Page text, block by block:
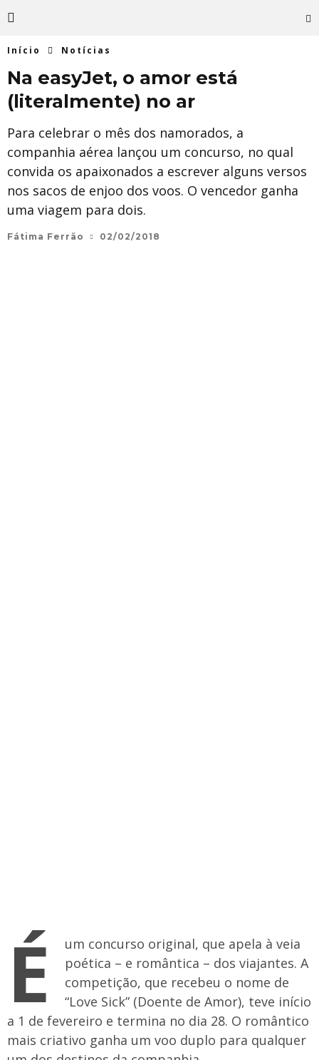
Início Notícias
Na easyJet, o amor está
(literalmente) no ar
Para celebrar o mês dos namorados, a
companhia aérea lançou um concurso, no qual
convida os apaixonados a escrever alguns versos
nos sacos de enjoo dos voos. O vencedor ganha
uma viagem para dois.
Fátima Ferrão 02/02/2018
É
um concurso original, que apela à veia
poética – e romântica – dos viajantes. A
competição, que recebeu o nome de
“Love Sick” (Doente de Amor), teve início
a 1 de fevereiro e termina no dia 28. O romântico
mais criativo ganha um voo duplo para qualquer